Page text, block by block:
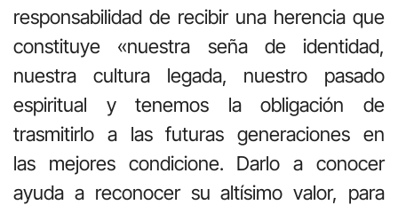
responsabilidad de recibir una herencia que
constituye «nuestra seña de identidad,
nuestra cultura legada, nuestro pasado
espiritual y tenemos la obligación de
trasmitirlo a las futuras generaciones en
las mejores condicione. Darlo a conocer
ayuda a reconocer su altísimo valor, para